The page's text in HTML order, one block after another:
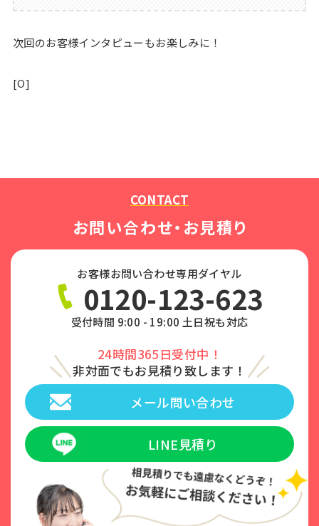
次回のお客様インタピューもお楽しみに！
[O]
CONTACT
お問い合わせ・お見積り
お客様お問い合わせ専用ダイヤル
0120-123-623
受付時間 9:00 - 19:00 土日祝も対応
24時間365日受付中！
非対面でもお見積り致します！
メール問い合わせ
LINE見積り